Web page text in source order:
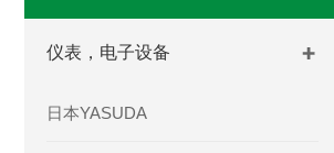
仪表，电子设备
日本YASUDA